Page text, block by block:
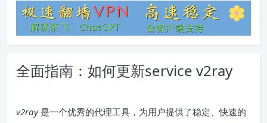
全面指南：如何更新service v2ray
v2ray是一个优秀的代理工具，为用户提供了稳定、快速的